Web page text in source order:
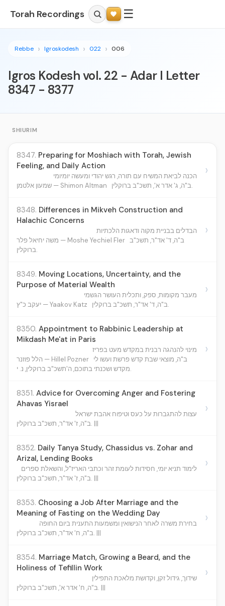
Torah Recordings ☰
Rebbe Igroskodesh 022 006
Igros Kodesh vol. 22 - Adar I Letter
8347 - 8377
SHIURIM
8347. Preparing for Moshiach with Torah, Jewish
Feeling, and Daily Action
הכנה לביאת המשיח עם תורה, רגש יהודי ומעשה יומיומי
שמעון אלטמן — Shimon Altman
ב"ה, ג' אדר א', תשכ"ב ברוקלין.
›
8348. Differences in Mikveh Construction and
Halachic Concerns
הבדלים בבניית מקוה ודאגות הלכתיות
משה יחיאל פלר — Moshe Yechiel Fler ב"ה, ד' אד"ר, תשכ"ב
ברוקלין.
›
8349. Moving Locations, Uncertainty, and the
Purpose of Material Wealth
מעבר מקומות, ספק, ותכלית העושר הגשמי
יעקב כ"ץ — Yaakov Katz
ב"ה, ד' אד"ר, תשכ"ב ברוקלין.
›
8350. Appointment to Rabbinic Leadership at
Mikdash Me'at in Paris
מינוי להנהגה רבנית במקדש מעט בפריז
הלל פוזנר — Hillel Pozner ב"ה, מוצאי שבת קדש פרשת ועשו לי
מקדש ושכנתי בתוכם, ה'תשכ"ב ברוקלין, נ. י.
›
8351. Advice for Overcoming Anger and Fostering
Ahavas Yisrael
עצות להתגברות על כעס וטיפוח אהבת ישראל
ב"ה, ז' אד"ר, תשכ"ב ברוקלין. |||
›
8352. Daily Tanya Study, Chassidus vs. Zohar and
Arizal, Lending Books
לימוד תניא יומי, חסידות לעומת זהר וכתבי האריז"ל, והשאלת ספרים
ב"ה, ז' אד"ר, תשכ"ב ברוקלין. |||
›
8353. Choosing a Job After Marriage and the
Meaning of Fasting on the Wedding Day
בחירת משרה לאחר הנישואין ומשמעות התענית ביום החופה
ב"ה, ח' אד"ר, תשכ"ב ברוקלין. |||
›
8354. Marriage Match, Growing a Beard, and the
Holiness of Tefillin Work
שידוך, גידול זקן, וקדושת מלאכת התפילין
ב"ה, ח' אדר א', תשכ"ב ברוקלין. |||
›